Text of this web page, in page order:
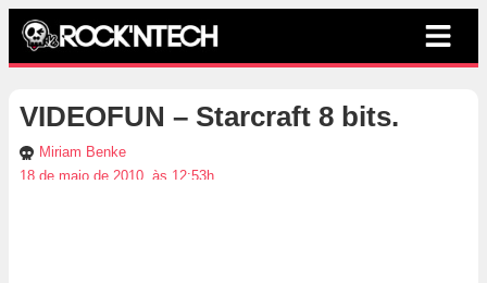
VIDEOFUN – Starcraft 8 bits.
Miriam Benke
18 de maio de 2010, às 12:53h